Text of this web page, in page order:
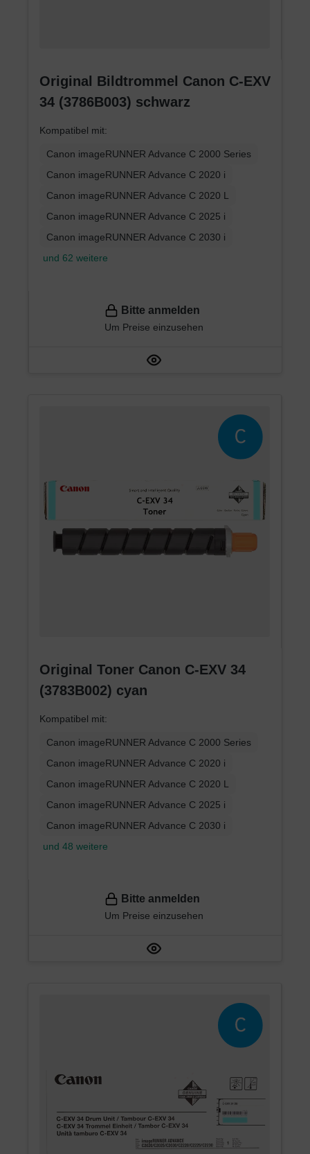
Original Bildtrommel Canon C-EXV
34 (3786B003) schwarz
Kompatibel mit:
Canon imageRUNNER Advance C 2000 Series
Canon imageRUNNER Advance C 2020 i
Canon imageRUNNER Advance C 2020 L
Canon imageRUNNER Advance C 2025 i
Canon imageRUNNER Advance C 2030 i
und 62 weitere
Bitte anmelden
Um Preise einzusehen
Original Toner Canon C-EXV 34
(3783B002) cyan
Kompatibel mit:
Canon imageRUNNER Advance C 2000 Series
Canon imageRUNNER Advance C 2020 i
Canon imageRUNNER Advance C 2020 L
Canon imageRUNNER Advance C 2025 i
Canon imageRUNNER Advance C 2030 i
und 48 weitere
Bitte anmelden
Um Preise einzusehen